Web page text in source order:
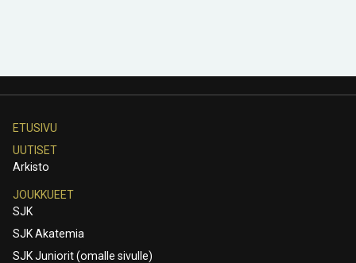
ETUSIVU
UUTISET
Arkisto
JOUKKUEET
SJK
SJK Akatemia
SJK Juniorit (omalle sivulle)